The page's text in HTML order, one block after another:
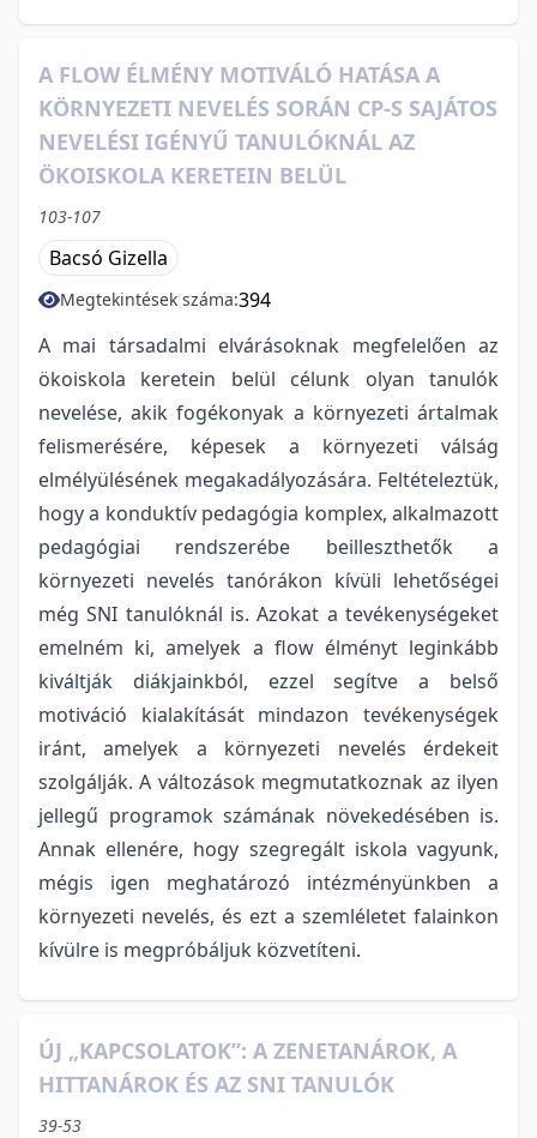
A FLOW ÉLMÉNY MOTIVÁLÓ HATÁSA A
KÖRNYEZETI NEVELÉS SORÁN CP-S SAJÁTOS
NEVELÉSI IGÉNYŰ TANULÓKNÁL AZ
ÖKOISKOLA KERETEIN BELÜL
103-107
Bacsó Gizella
Megtekintések száma:394
A mai társadalmi elvárásoknak megfelelően az
ökoiskola keretein belül célunk olyan tanulók
nevelése, akik fogékonyak a környezeti ártalmak
felismerésére, képesek a környezeti válság
elmélyülésének megakadályozására. Feltételeztük,
hogy a konduktív pedagógia komplex, alkalmazott
pedagógiai rendszerébe beilleszthetők a
környezeti nevelés tanórákon kívüli lehetőségei
még SNI tanulóknál is. Azokat a tevékenységeket
emelném ki, amelyek a flow élményt leginkább
kiváltják diákjainkból, ezzel segítve a belső
motiváció kialakítását mindazon tevékenységek
iránt, amelyek a környezeti nevelés érdekeit
szolgálják. A változások megmutatkoznak az ilyen
jellegű programok számának növekedésében is.
Annak ellenére, hogy szegregált iskola vagyunk,
mégis igen meghatározó intézményünkben a
környezeti nevelés, és ezt a szemléletet falainkon
kívülre is megpróbáljuk közvetíteni.
ÚJ „KAPCSOLATOK”: A ZENETANÁROK, A
HITTANÁROK ÉS AZ SNI TANULÓK
39-53